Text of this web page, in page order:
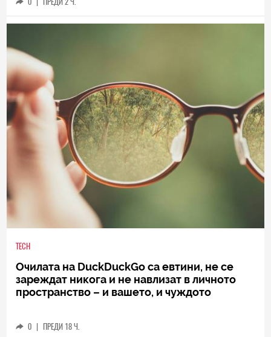
TECH
Очилата на DuckDuckGo са евтини, не се
зареждат никога и не навлизат в личното
пространство – и вашето, и чуждото
0 | ПРЕДИ 18 Ч.